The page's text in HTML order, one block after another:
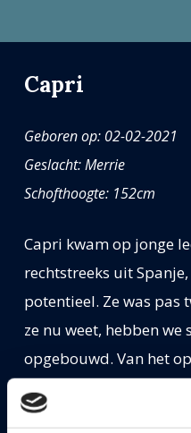
Capri
Geboren op: 02-02-2021
Geslacht: Merrie
Schofthoogte: 152cm
Capri kwam op jonge
rechtstreeks uit
potentieel. Ze was pas
ze nu weet, hebben
opgebouwd. Van het
het leren meelopen
hebben dit avontuur